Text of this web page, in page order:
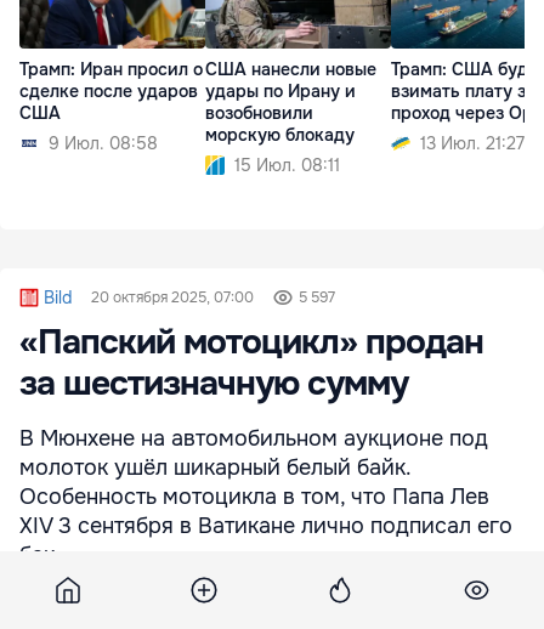
Трамп: Иран просил о
сделке после ударов
США
9 Июл. 08:58
США нанесли новые
удары по Ирану и
возобновили
морскую блокаду
15 Июл. 08:11
Трамп: США
взимать плату за
проход через
13 Июл. 21:27
Bild 20 октября 2025, 07:00 5 597
«Папский мотоцикл» продан
за шестизначную сумму
В Мюнхене на автомобильном аукционе под
молоток ушёл шикарный белый байк.
Особенность мотоцикла в том, что Папа Лев
XIV 3 сентября в Ватикане лично подписал его
бак.